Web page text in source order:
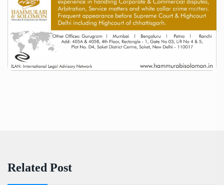
Related Post